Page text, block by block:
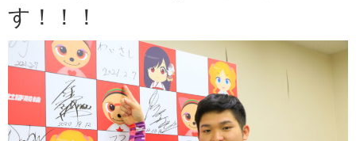
す！！！